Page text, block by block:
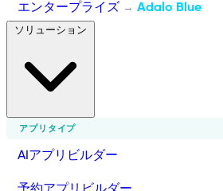
エンタープライズ → Adalo Blue
アプリタイプ
AIアプリビルダー